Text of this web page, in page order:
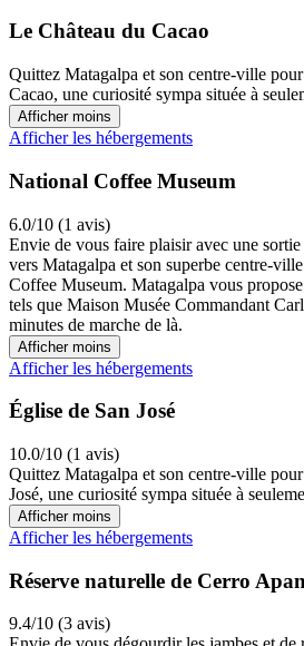
Le Château du Cacao
Quittez Matagalpa et son centre-ville
Cacao, une curiosité sympa située à
Afficher moins
Afficher les hébergements
National Coffee Museum
6.0/10 (1 avis)
Envie de vous faire plaisir avec une
vers Matagalpa et son superbe centre-
Coffee Museum. Matagalpa vous
tels que Maison Musée Commandant
minutes de marche de là.
Afficher moins
Afficher les hébergements
Église de San José
10.0/10 (1 avis)
Quittez Matagalpa et son centre-ville
José, une curiosité sympa située à
Afficher moins
Afficher les hébergements
Réserve naturelle de Cerro
9.4/10 (3 avis)